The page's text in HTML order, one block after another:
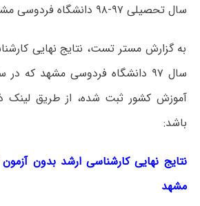
سال تحصیلی ۹۷-۹۸ دانشگاه فردوسی مشهد منتشر شد.
به گزارش مستر تست، نتایج نهایی
سال ۹۷ دانشگاه فردوسی مشهد
آموزش کشور ثبت شده، از طریق لینک
باشد:
مشهد